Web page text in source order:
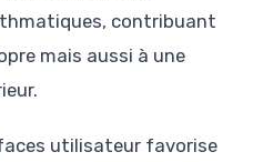
contribuant
mais aussi à une
utilisateur favorise